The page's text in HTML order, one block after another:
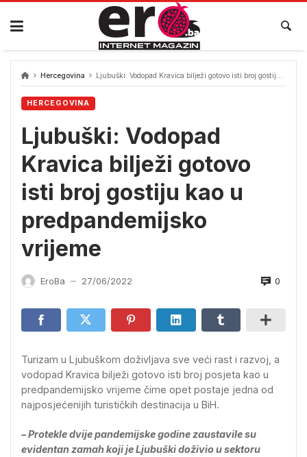
Skip
content
Hercegovina Ljubuški: Vodopad Kravica bilježi gotovo isti broj gostiju kao u predpandemijsko vrijeme
HERCEGOVINA
Ljubuški: Vodopad
Kravica bilježi gotovo
isti broj gostiju kao u
predpandemijsko
vrijeme
EroBa — 27/06/2022 0
Turizam u Ljubuškom doživljava sve veći rast i razvoj, a
vodopad Kravica bilježi gotovo isti broj posjeta kao u
predpandemijsko vrijeme čime opet postaje jedna od
najposjećenijih turističkih destinacija u BiH.
– Protekle dvije pandemijske godine zaustavile su
evidentan zamah koji je Ljubuški doživio u sektoru